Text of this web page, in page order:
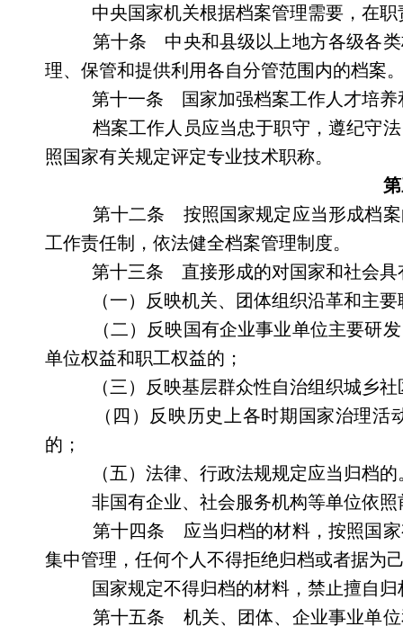
中央国家机关根据档案管理需要，在
第十条 中央和县级以上地方各级各类
理、保管和提供利用各自分管范围内的档案
第十一条 国家加强档案工作人才培养
档案工作人员应当忠于职守，遵纪守
照国家有关规定评定专业技术职称。
第十二条 按照国家规定应当形成档案
工作责任制，依法健全档案管理制度。
第十三条 直接形成的对国家和社会具
（一）反映机关、团体组织沿革和主要
（二）反映国有企业事业单位主要研
单位权益和职工权益的；
（三）反映基层群众性自治组织城乡社
（四）反映历史上各时期国家治理活
的；
（五）法律、行政法规规定应当归档的
非国有企业、社会服务机构等单位依
第十四条 应当归档的材料，按照国家
集中管理，任何个人不得拒绝归档或者据为
国家规定不得归档的材料，禁止擅自归
第十五条 机关、团体、企业事业单位